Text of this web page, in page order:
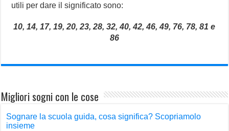
utili per dare il significato sono:
10, 14, 17, 19, 20, 23, 28, 32, 40, 42, 46, 49, 76, 78, 81 e
86
Migliori sogni con le cose
Sognare la scuola guida, cosa significa? Scopriamolo
insieme